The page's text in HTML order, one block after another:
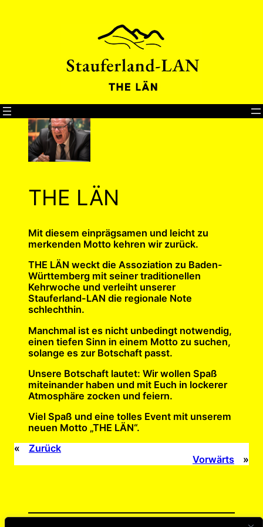
THE LÄN
Mit diesem einprägsamen und leicht zu
merkenden Motto kehren wir zurück.
THE LÄN weckt die Assoziation zu Baden-
Württemberg mit seiner traditionellen
Kehrwoche und verleiht unserer
Stauferland-LAN die regionale Note
schlechthin.
Manchmal ist es nicht unbedingt notwendig,
einen tiefen Sinn in einem Motto zu suchen,
solange es zur Botschaft passt.
Unsere Botschaft lautet: Wir wollen Spaß
miteinander haben und mit Euch in lockerer
Atmosphäre zocken und feiern.
Viel Spaß und eine tolles Event mit unserem
neuen Motto „THE LÄN“.
«
Zurück
Vorwärts
»